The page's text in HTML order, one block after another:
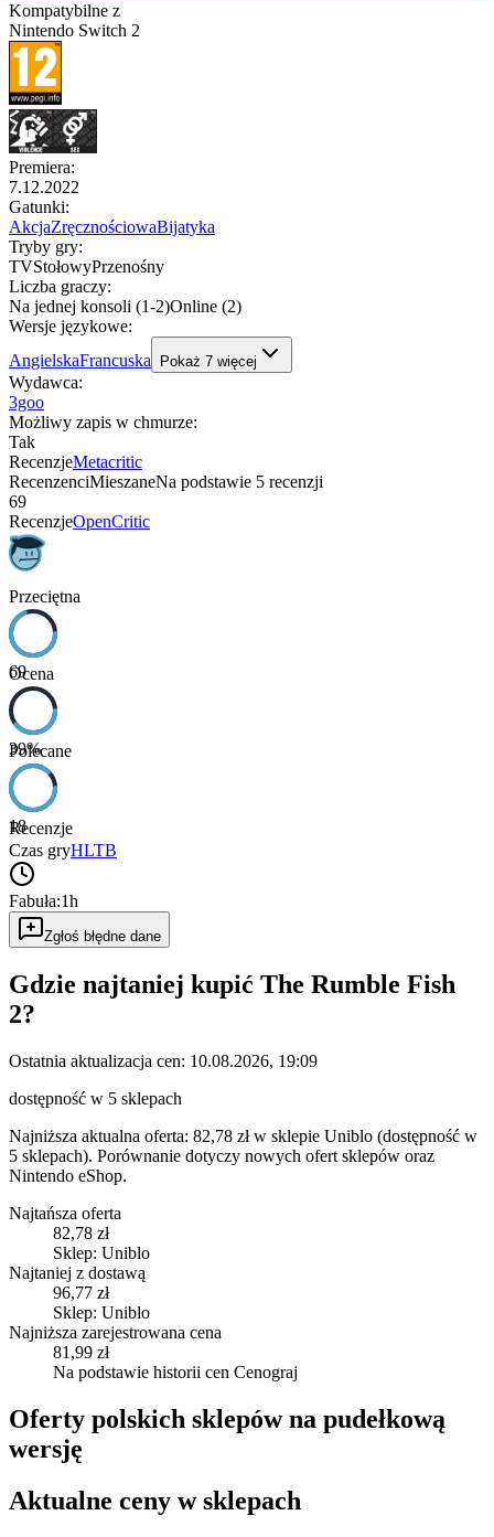
Kompatybilne z
Nintendo Switch 2
Premiera:
7.12.2022
Gatunki:
AkcjaZręcznościowaBijatyka
Tryby gry:
TVStołowyPrzenośny
Liczba graczy:
Na jednej konsoli (1-2)Online (2)
Wersje językowe:
AngielskaFrancuska Pokaż 7 więcej
Wydawca:
3goo
Możliwy zapis w chmurze:
Tak
RecenzjeMetacritic
RecenzenciMieszaneNa podstawie 5 recenzji
69
RecenzjeOpenCritic
Przeciętna
69
Ocena
39%
Polecane
18
Recenzje
Czas gryHLTB
Fabuła:1h
Zgłoś błędne dane
Gdzie najtaniej kupić The Rumble Fish
2?
Ostatnia aktualizacja cen: 10.08.2026, 19:09
dostępność w 5 sklepach
Najniższa aktualna oferta: 82,78 zł w sklepie Uniblo (dostępność w
5 sklepach). Porównanie dotyczy nowych ofert sklepów oraz
Nintendo eShop.
Najtańsza oferta
82,78 zł
Sklep: Uniblo
Najtaniej z dostawą
96,77 zł
Sklep: Uniblo
Najniższa zarejestrowana cena
81,99 zł
Na podstawie historii cen Cenograj
Oferty polskich sklepów na pudełkową
wersję
Aktualne ceny w sklepach